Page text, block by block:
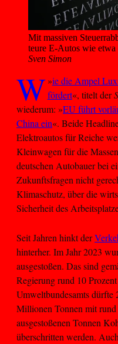
Mit massiven
teure E-Autos wie
Sven Simon
»
W ie die Ampel
fördert«, titelt der
wiederum: »EU führt
China ein«. Beide
Elektroautos für Reiche
Kleinwagen für die
deutschen Autobauer bei
Zukunftsfragen nicht
Klimaschutz, über die
Sicherheit des
Seit Jahren hinkt der
hinterher. Im Jahr 2023
ausgestoßen. Das sind
Regierung rund 10
Umweltbundesamts dürfte
Millionen Tonnen mit
ausgestoßenen Tonnen
überschritten werden.